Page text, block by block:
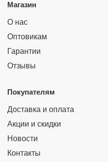
Магазин
О нас
Оптовикам
Гарантии
Отзывы
Покупателям
Доставка и оплата
Акции и скидки
Новости
Контакты